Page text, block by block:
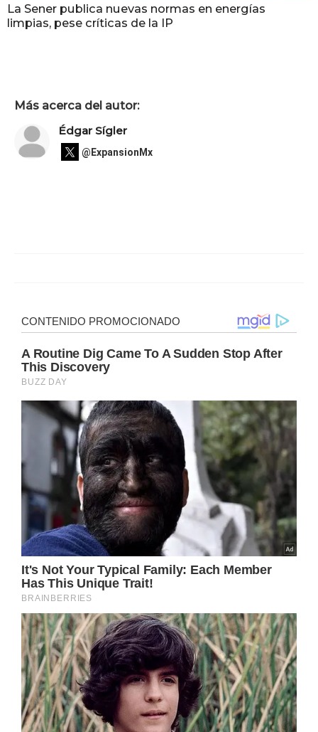
La Sener publica nuevas normas en energías
limpias, pese críticas de la IP
Más acerca del autor:
Édgar Sígler
@ExpansionMx